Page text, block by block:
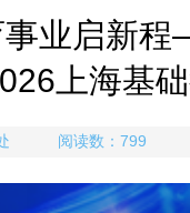
事业启新
上海基
阅读数： 799